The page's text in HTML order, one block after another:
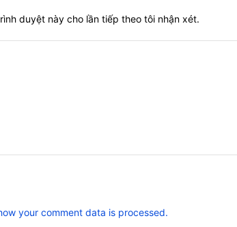
duyệt này cho lần tiếp theo tôi nhận xét.
your comment data is processed.